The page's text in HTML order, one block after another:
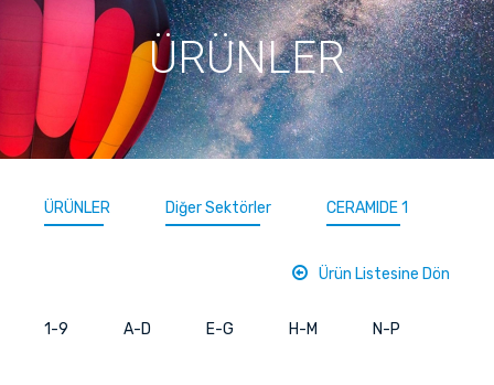
ÜRÜNLER
ÜRÜNLER Diğer Sektörler CERAMIDE 1
Ürün Listesine Dön
1-9 A-D E-G H-M N-P